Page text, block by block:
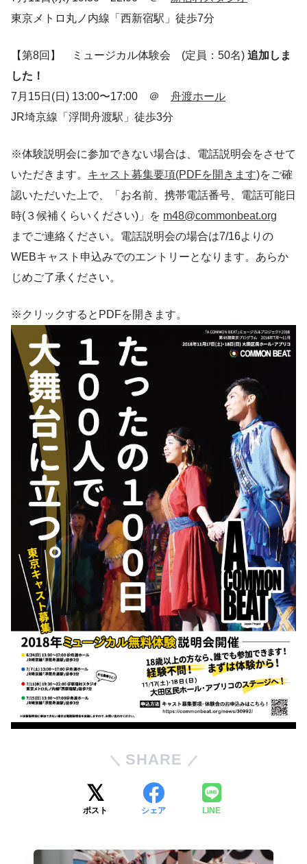
東京メトロ丸ノ内線「西新宿駅」徒歩7分
【第8回】 ミュージカル体験会 (定員：50名) 追加しま
した！
7月15日(日) 13:00〜17:00 ＠ 舟渡ホール
JR埼京線「浮間舟渡駅」徒歩3分
※体験説明会に参加できない場合は、電話説明会をさせて
いただきます。 キャスト募集要項(PDFを開きます)をご確
認いただいた上で、「お名前、携帯電話番号、電話可能日
時(３候補くらいください)」を m48@commonbeat.org
までご連絡ください。電話説明会の場合は7/16よりの
WEBキャスト申込みでのエントリーとなります。あらか
じめご了承ください。
※クリックするとPDFを開きます。
SHARE
ポスト シェア LINE